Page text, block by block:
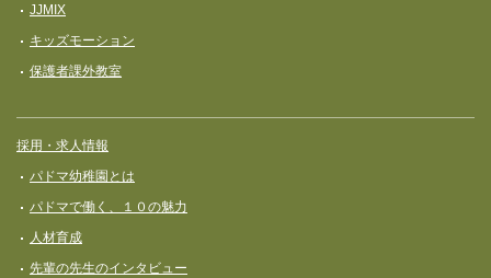
JJMIX
キッズモーション
保護者課外教室
採用・求人情報
パドマ幼稚園とは
パドマで働く、１０の魅力
人材育成
先輩の先生のインタビュー